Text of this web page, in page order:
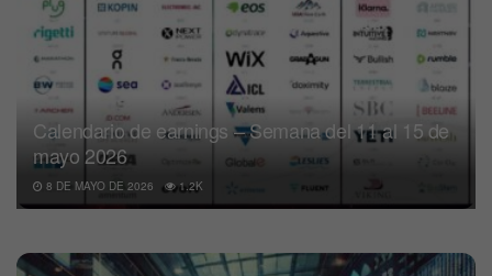
Calendario de earnings – Semana del 11 al 15 de
mayo 2026
8 DE MAYO DE 2026 1.2K